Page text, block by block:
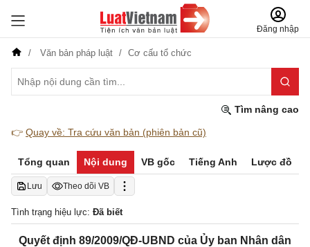
Đăng nhập
Văn bản pháp luật Cơ cấu tổ chức
Tìm nâng cao
👉 Quay về: Tra cứu văn bản (phiên bản cũ)
Tổng quan Nội dung VB gốc Tiếng Anh Lược đồ
Lưu Theo dõi VB
Tình trạng hiệu lực: Đã biết
Quyết định 89/2009/QĐ-UBND của Ủy ban Nhân dân